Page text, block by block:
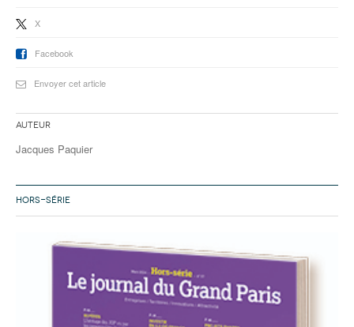
X
Facebook
Envoyer cet article
Auteur
Jacques Paquier
HORS-SÉRIE